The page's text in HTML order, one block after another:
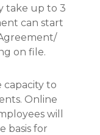
take up to 3
can start
on file.
capacity to
Online
will
basis for